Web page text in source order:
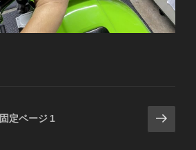
固定ページ 1
次
の